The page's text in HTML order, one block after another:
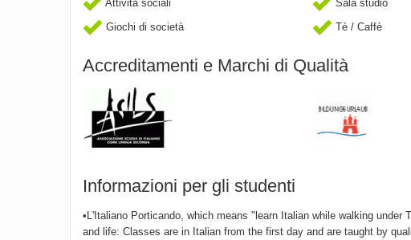
Attività sociali
Sala studio
Giochi di società
Tè / Caffè
Accreditamenti e Marchi di Qualità
Informazioni per gli studenti
•L'Italiano Porticando, which means "learn Italian while walking
and life: Classes are in Italian from the first day and are taught by